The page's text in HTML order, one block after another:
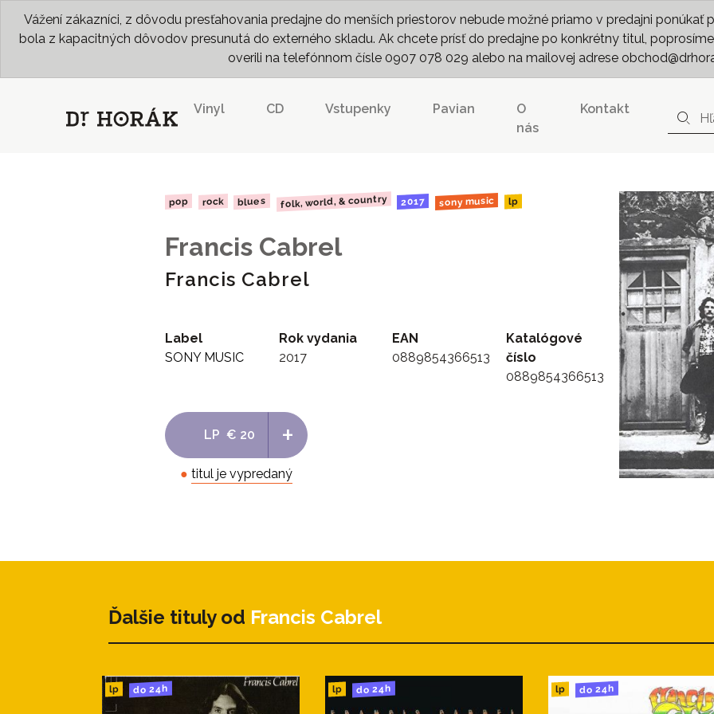
Vážení zákazníci, z dôvodu presťahovania predajne do menších priestorov nebude možné priamo v predajni
bola z kapacitných dôvodov presunutá do externého skladu. Ak chcete prísť do predajne po konkrétny titul,
overili na telefónnom čísle 0907 078 029 alebo na mailovej adrese
Vinyl CD Vstupenky Pavian
O
nás
Kontakt
pop rock blues folk, world, & country 2017 sony music lp
Francis Cabrel
Francis Cabrel
Label
SONY MUSIC
Rok vydania
2017
EAN
0889854366513
Katalógové
číslo
0889854366513
LP € 20 +
● titul je vypredaný
Ďalšie tituly od Francis Cabrel
lp do 24h lp do 24h lp do 24h